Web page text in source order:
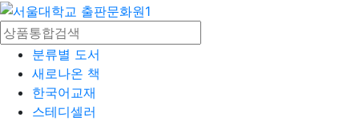
분류별 도서
새로나온 책
한국어교재
스테디셀러